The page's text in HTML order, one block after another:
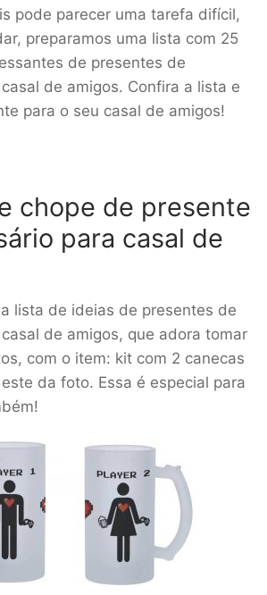
pode parecer uma tarefa difícil,
preparamos uma lista com 25
de presentes de
de amigos. Confira a lista e
para o seu casal de amigos!
chope de presente
para casal de
lista de ideias de presentes de
de amigos, que adora tomar
com o item: kit com 2 canecas
da foto. Essa é especial para